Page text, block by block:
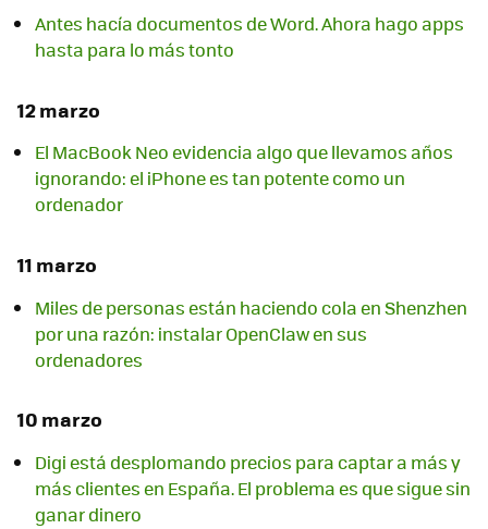
Antes hacía documentos de Word. Ahora hago apps
hasta para lo más tonto
12 marzo
El MacBook Neo evidencia algo que llevamos años
ignorando: el iPhone es tan potente como un
ordenador
11 marzo
Miles de personas están haciendo cola en Shenzhen
por una razón: instalar OpenClaw en sus
ordenadores
10 marzo
Digi está desplomando precios para captar a más y
más clientes en España. El problema es que sigue sin
ganar dinero